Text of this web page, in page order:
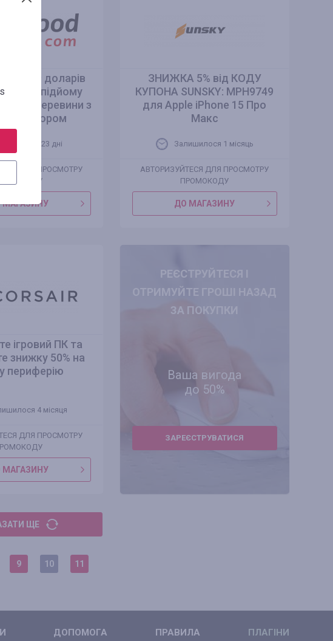
112.99 доларів
підйому
деревини з
23 днi
ДЛЯ ПРОСМОТРУ
МАГАЗИНУ
ЗНИЖКА 5% від КОДУ
КУПОНА SUNSKY: MPH9749
для Apple iPhone 15 Про
Макс
Залишилося 1 місяць
АВТОРИЗУЙТЕСЯ ДЛЯ ПРОСМОТРУ
ПРОМОКОДУ
ДО МАГАЗИНУ
ігровий ПК та
знижку 50% на
периферію
4 місяця
ДЛЯ ПРОСМОТРУ
МАГАЗИНУ
РЕЄСТРУЙТЕСЯ І
ОТРИМУЙТЕ ГРОШІ НАЗАД
ЗА ПОКУПКИ
Ваша вигода
до 50%
ЗАРЕЄСТРУВАТИСЯ
ЩЕ
9 10 11
ДОПОМОГА ПРАВИЛА ПЛАГІНИ